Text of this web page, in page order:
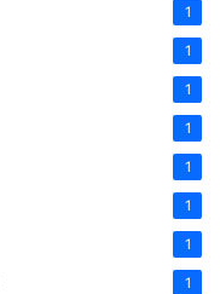
1
1
1
1
1
1
1
1